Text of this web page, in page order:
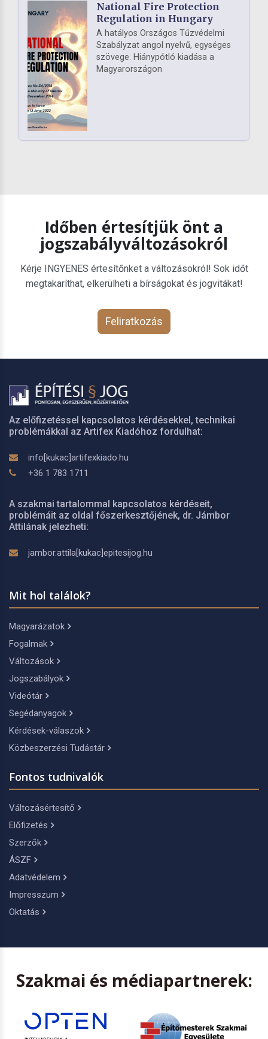
National Fire Protection
Regulation in Hungary
A hatályos Országos Tűzvédelmi
Szabályzat angol nyelvű, egységes
szövege. Hiánypótló kiadása a
Magyarországon
Időben értesítjük önt a
jogszabályváltozásokról
Kérje INGYENES értesítőnket a változásokról! Sok időt
megtakaríthat, elkerülheti a bírságokat és jogvitákat!
Feliratkozás
Az előfizetéssel kapcsolatos kérdésekkel, technikai
problémákkal az Artifex Kiadóhoz fordulhat:
info[kukac]artifexkiado.hu
+36 1 783 1711
A szakmai tartalommal kapcsolatos kérdéseit,
problémáit az oldal főszerkesztőjének, dr. Jámbor
Attilának jelezheti:
jambor.attila[kukac]epitesijog.hu
Mit hol találok?
Magyarázatok
Fogalmak
Változások
Jogszabályok
Videótár
Segédanyagok
Kérdések-válaszok
Közbeszerzési Tudástár
Fontos tudnivalók
Változásértesítő
Előfizetés
Szerzők
ÁSZF
Adatvédelem
Impresszum
Oktatás
Szakmai és médiapartnerek: